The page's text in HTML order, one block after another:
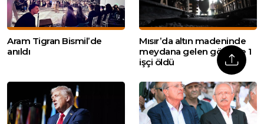
Aram Tigran Bismil’de
anıldı
Mısır’da altın madeninde
meydana gelen göçükte 1
işçi öldü